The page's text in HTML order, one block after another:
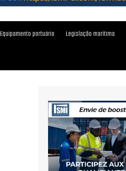
Equipamento portuário Legislação marítima